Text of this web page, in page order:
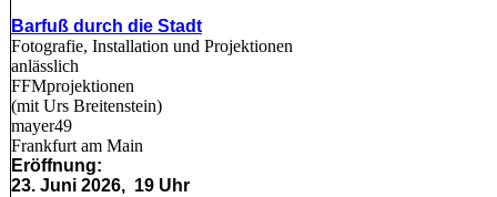
Barfuß durch die Stadt
Fotografie, Installation und Projektionen
anlässlich
FFMprojektionen
(mit Urs Breitenstein)
mayer49
Frankfurt am Main
Eröffnung:
23. Juni 2026, 19 Uhr